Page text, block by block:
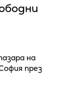
на
през